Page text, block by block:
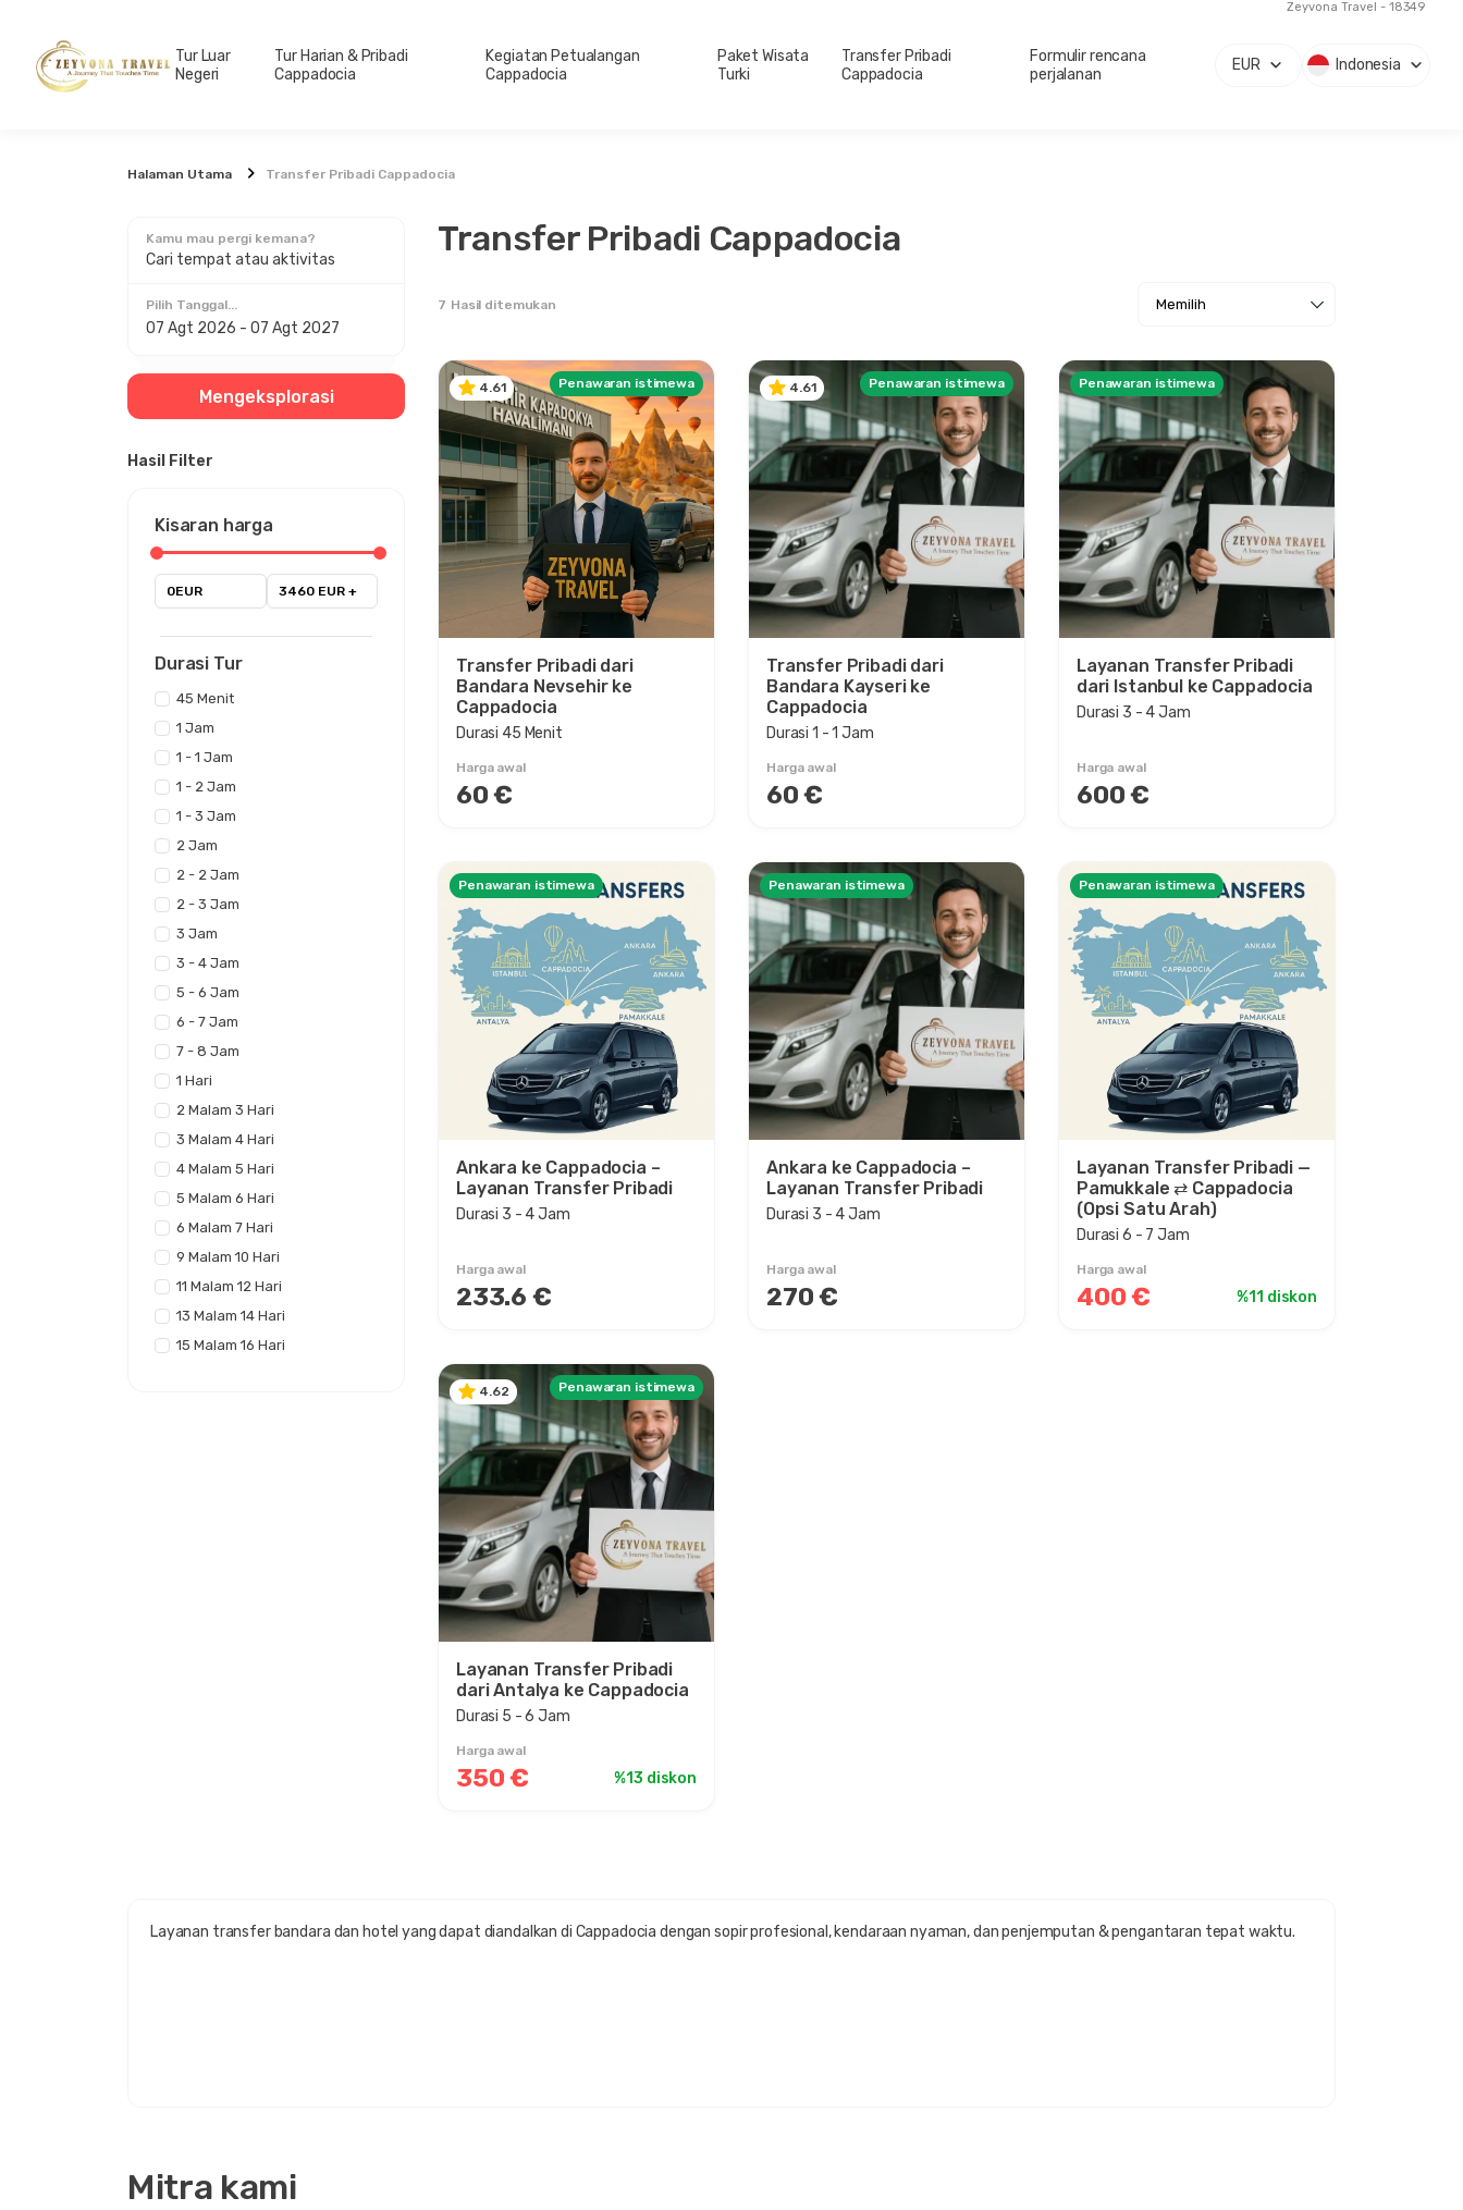
Zeyvona Travel - 18349
Tur Luar
Negeri
Tur Harian & Pribadi
Cappadocia
Kegiatan Petualangan
Cappadocia
Paket Wisata
Turki
Transfer Pribadi
Cappadocia
Formulir rencana
perjalanan
EUR Indonesia
Halaman Utama Transfer Pribadi Cappadocia
Kamu mau pergi kemana?
Cari tempat atau aktivitas
Pilih Tanggal...
Mengeksplorasi
Hasil Filter
Kisaran harga
0EUR 3460 EUR +
Durasi Tur
45 Menit
1 Jam
1 - 1 Jam
1 - 2 Jam
1 - 3 Jam
2 Jam
2 - 2 Jam
2 - 3 Jam
3 Jam
3 - 4 Jam
5 - 6 Jam
6 - 7 Jam
7 - 8 Jam
1 Hari
2 Malam 3 Hari
3 Malam 4 Hari
4 Malam 5 Hari
5 Malam 6 Hari
6 Malam 7 Hari
9 Malam 10 Hari
11 Malam 12 Hari
13 Malam 14 Hari
15 Malam 16 Hari
Transfer Pribadi Cappadocia
7 Hasil ditemukan
4.61 Penawaran istimewa
Transfer Pribadi dari
Bandara Nevsehir ke
Cappadocia
Durasi 45 Menit
Harga awal
60 €
4.61 Penawaran istimewa
Transfer Pribadi dari
Bandara Kayseri ke
Cappadocia
Durasi 1 - 1 Jam
Harga awal
60 €
Penawaran istimewa
Layanan Transfer Pribadi
dari Istanbul ke Cappadocia
Durasi 3 - 4 Jam
Harga awal
600 €
Penawaran istimewa
Ankara ke Cappadocia –
Layanan Transfer Pribadi
Durasi 3 - 4 Jam
Harga awal
233.6 €
Penawaran istimewa
Ankara ke Cappadocia –
Layanan Transfer Pribadi
Durasi 3 - 4 Jam
Harga awal
270 €
Penawaran istimewa
Layanan Transfer Pribadi —
Pamukkale ⇄ Cappadocia
(Opsi Satu Arah)
Durasi 6 - 7 Jam
Harga awal
400 € %11 diskon
4.62 Penawaran istimewa
Layanan Transfer Pribadi
dari Antalya ke Cappadocia
Durasi 5 - 6 Jam
Harga awal
350 € %13 diskon
Layanan transfer bandara dan hotel yang dapat diandalkan di Cappadocia dengan sopir profesional, kendaraan nyaman, dan penjemputan & pengantaran tepat waktu.
Mitra kami